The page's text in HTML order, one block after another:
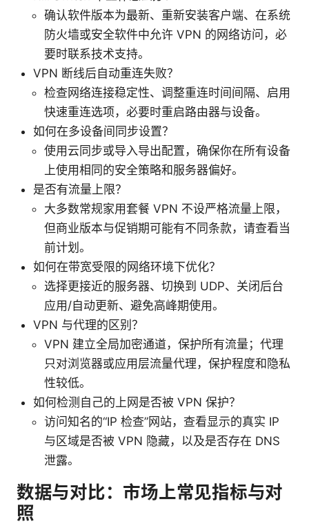
确认软件版本为最新、重新安装客户端、在系统
防火墙或安全软件中允许 VPN 的网络访问，必
要时联系技术支持。
VPN 断线后自动重连失败？
检查网络连接稳定性、调整重连时间间隔、启用
快速重连选项，必要时重启路由器与设备。
如何在多设备间同步设置？
使用云同步或导入导出配置，确保你在所有设备
上使用相同的安全策略和服务器偏好。
是否有流量上限？
大多数常规家用套餐 VPN 不设严格流量上限，
但商业版本与促销期可能有不同条款，请查看当
前计划。
如何在带宽受限的网络环境下优化？
选择更接近的服务器、切换到 UDP、关闭后台
应用/自动更新、避免高峰期使用。
VPN 与代理的区别？
VPN 建立全局加密通道，保护所有流量；代理
只对浏览器或应用层流量代理，保护程度和隐私
性较低。
如何检测自己的上网是否被 VPN 保护？
访问知名的“IP 检查”网站，查看显示的真实 IP
与区域是否被 VPN 隐藏，以及是否存在 DNS
泄露。
数据与对比：市场上常见指标与对
照